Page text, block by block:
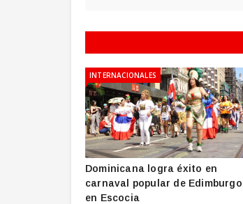
INTERNACIONALES
Dominicana logra éxito en
carnaval popular de Edimburgo
en Escocia